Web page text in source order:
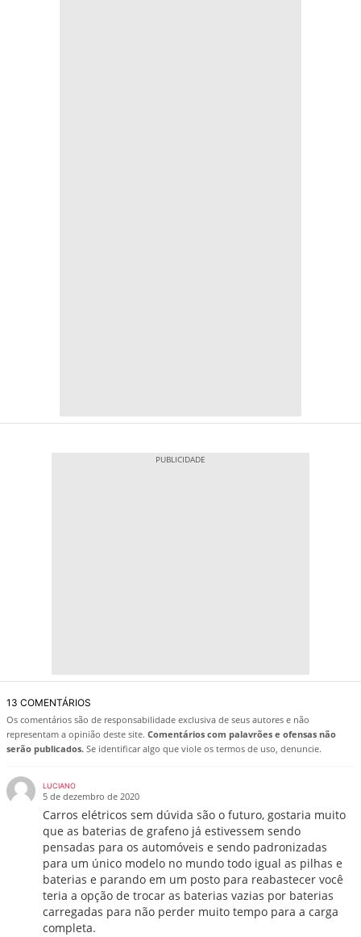
13 COMENTÁRIOS
Os comentários são de responsabilidade exclusiva de seus autores e não
representam a opinião deste site. Comentários com palavrões e ofensas não
serão publicados. Se identificar algo que viole os termos de uso, denuncie.
LUCIANO
5 de dezembro de 2020
Carros elétricos sem dúvida são o futuro, gostaria muito
que as baterias de grafeno já estivessem sendo
pensadas para os automóveis e sendo padronizadas
para um único modelo no mundo todo igual as pilhas e
baterias e parando em um posto para reabastecer você
teria a opção de trocar as baterias vazias por baterias
carregadas para não perder muito tempo para a carga
completa.